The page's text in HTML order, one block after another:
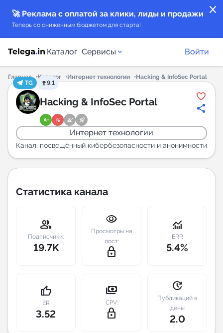
close
🚀 Реклама с оплатой за клики, лиды и продажи
Теперь со сниженным бюджетом для старта!
Каталог Сервисы
Каталог каналов
Каталог ботов
Горящие предложения
Индекс читаемости каналов в Telegram
New
Индивидуальное сопровождение
Войти
Главная Каталог Интернет технологии
Hacking & InfoSec Portal
TG
9.1
Hacking & InfoSec Portal
Интернет технологии
Канал, посвещённый кибербезопасности и анонимности
Статистика канала
group
Подписчики:
19.7K
visibility
Просмотры на
пост:
lock_outline
monitoring
ERR
5.4%
thumb_up
ER
3.52
payments
CPV:
lock_outline
update
Публикаций в
день:
2.0